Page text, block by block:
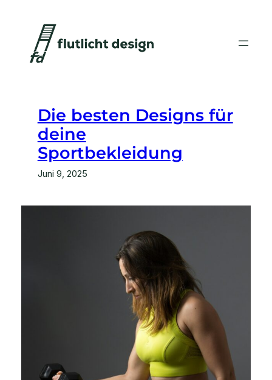
springen
Die besten Designs für
deine
Sportbekleidung
Juni 9, 2025